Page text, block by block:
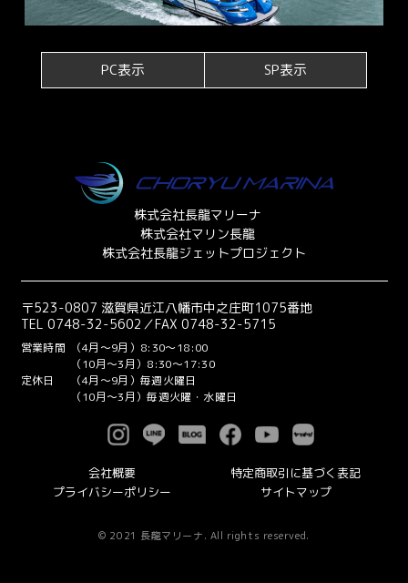
PC表示 SP表示
株式会社長龍マリーナ
株式会社マリン長龍
株式会社長龍ジェットプロジェクト
〒523-0807 滋賀県近江八幡市中之庄町1075番地
TEL 0748-32-5602／FAX 0748-32-5715
営業時間
（4月～9月）8:30～18:00
（10月～3月）8:30～17:30
定休日
（4月～9月）毎週火曜日
（10月～3月）毎週火曜・水曜日
会社概要
特定商取引に基づく表記
プライバシーポリシー
サイトマップ
© 2021 長龍マリーナ. All rights reserved.